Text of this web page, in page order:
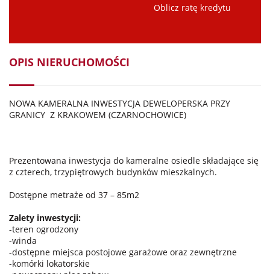
Oblicz ratę kredytu
OPIS NIERUCHOMOŚCI
NOWA KAMERALNA INWESTYCJA DEWELOPERSKA PRZY
GRANICY Z KRAKOWEM (CZARNOCHOWICE)
Prezentowana inwestycja do kameralne osiedle składające się
z czterech, trzypiętrowych budynków mieszkalnych.
Dostępne metraże od 37 – 85m2
Zalety inwestycji:
-teren ogrodzony
-winda
-dostępne miejsca postojowe garażowe oraz zewnętrzne
-komórki lokatorskie